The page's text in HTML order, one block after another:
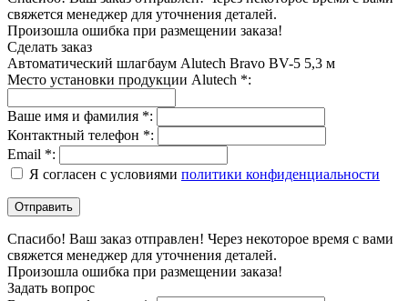
свяжется менеджер для уточнения деталей.
Произошла ошибка при размещении заказа!
Сделать заказ
Автоматический шлагбаум Alutech Bravo BV-5 5,3 м
Место установки продукции Alutech *:
Ваше имя и фамилия *:
Контактный телефон *:
Email *:
Я согласен с условиями политики конфиденциальности
Спасибо! Ваш заказ отправлен! Через некоторое время с вами
свяжется менеджер для уточнения деталей.
Произошла ошибка при размещении заказа!
Задать вопрос